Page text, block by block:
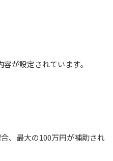
が設定されています。
、最大の100万円が補助され